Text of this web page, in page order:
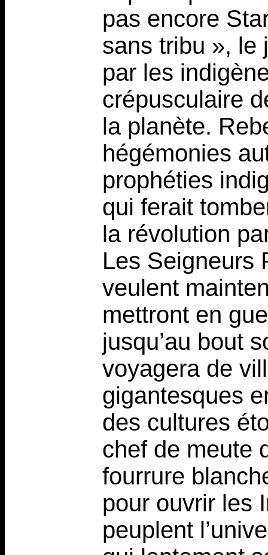
pas encore
sans tribu », le
par les
crépusculaire
la planète.
hégémonies
prophéties
qui ferait
la révolution
Les Seigneurs
veulent
mettront en
jusqu’au bout
voyagera de
gigantesques
des cultures
chef de meute
fourrure
pour ouvrir les
peuplent